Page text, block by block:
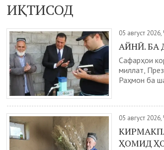
ИҚТИСОД
05 август
АЙНӢ. БА
Сафарҳои
миллат,
Раҳмон ба
05 август
ҲОМИД